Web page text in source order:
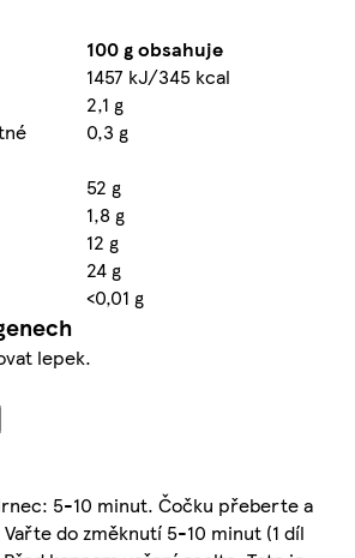
100 g obsahuje
1457 kJ/345 kcal
2,1 g
0,3 g
52 g
1,8 g
12 g
24 g
<0,01 g
lepek.
5-10 minut. Čočku přeberte a
do změknutí 5-10 minut (1 díl